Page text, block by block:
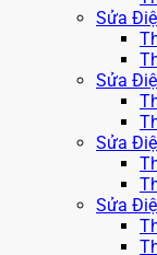
Sửa
Sửa
Sửa
Sửa